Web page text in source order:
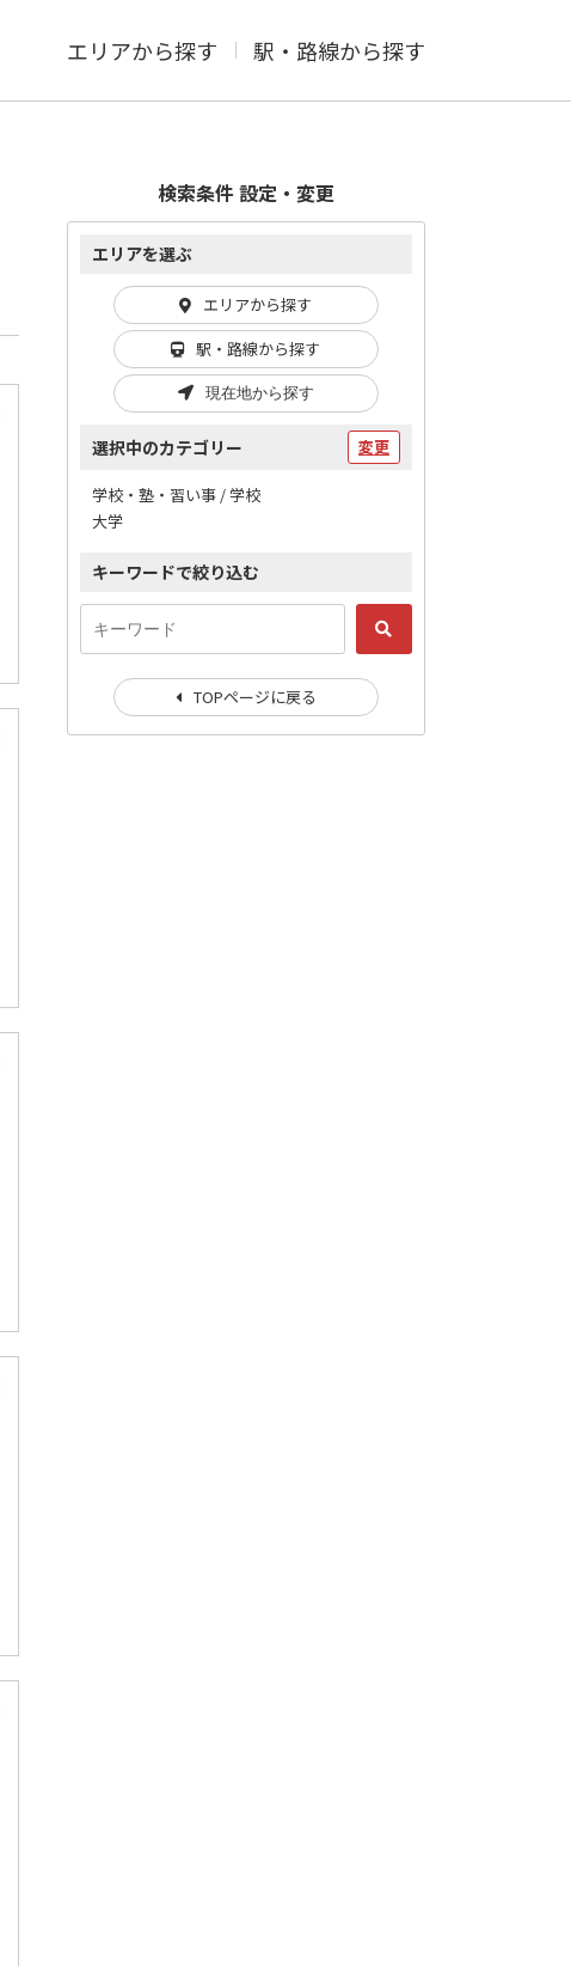
エリアから探す 駅・路線から探す
検索条件 設定・変更
エリアを選ぶ
エリアから探す
駅・路線から探す
現在地から探す
選択中のカテゴリー 変更
学校・塾・習い事 / 学校
大学
キーワードで絞り込む
TOPページに戻る